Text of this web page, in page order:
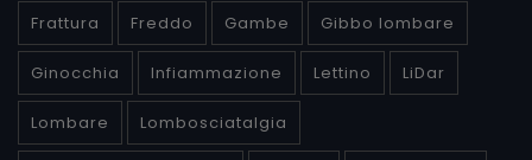
Frattura Freddo Gambe Gibbo lombare
Ginocchia Infiammazione Lettino LiDar
Lombare Lombosciatalgia